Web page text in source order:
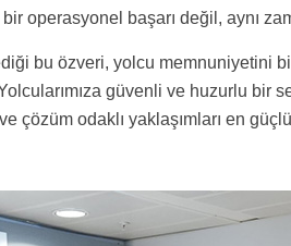
operasyonel başarı değil, aynı
bu özveri, yolcu memnuniyetini
güvenli ve huzurlu bir
çözüm odaklı yaklaşımları en